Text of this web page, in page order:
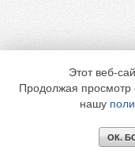
Этот веб-
Продолжая просмотр
нашу
ОК.